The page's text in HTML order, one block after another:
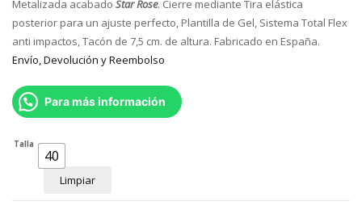
Metalizada acabado StarRose. Cierre mediante Tira elástica
posterior para un ajuste perfecto, Plantilla de Gel, Sistema Total Flex
anti impactos, Tacón de 7,5 cm. de altura. Fabricado en España.
Envío, Devolución y Reembolso
Para más información
Talla
40
Limpiar